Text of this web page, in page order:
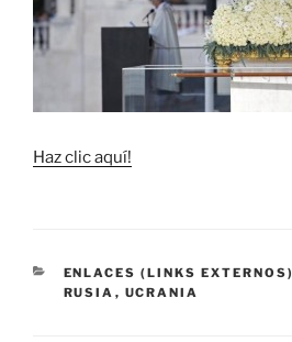
Haz clic aquí!
CATEGORÍAS
ENLACES (LINKS EXTERNOS)
RUSIA , UCRANIA